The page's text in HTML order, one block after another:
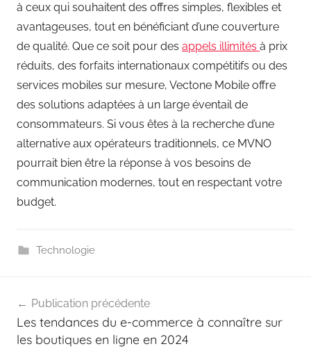
à ceux qui souhaitent des offres simples, flexibles et
avantageuses, tout en bénéficiant d’une couverture
de qualité. Que ce soit pour des appels illimités à prix
réduits, des forfaits internationaux compétitifs ou des
services mobiles sur mesure, Vectone Mobile offre
des solutions adaptées à un large éventail de
consommateurs. Si vous êtes à la recherche d’une
alternative aux opérateurs traditionnels, ce MVNO
pourrait bien être la réponse à vos besoins de
communication modernes, tout en respectant votre
budget.
Technologie
de
l’article
Publication précédente
Les tendances du e-commerce à connaître sur
les boutiques en ligne en 2024